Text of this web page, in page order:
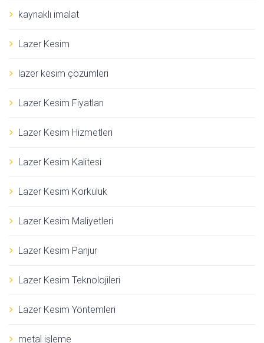
kaynaklı imalat
Lazer Kesim
lazer kesim çözümleri
Lazer Kesim Fiyatları
Lazer Kesim Hizmetleri
Lazer Kesim Kalitesi
Lazer Kesim Korkuluk
Lazer Kesim Maliyetleri
Lazer Kesim Panjur
Lazer Kesim Teknolojileri
Lazer Kesim Yöntemleri
metal işleme